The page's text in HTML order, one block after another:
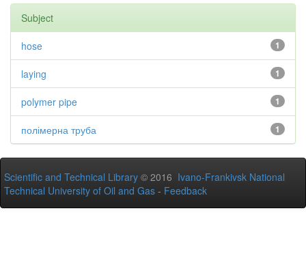
Subject
1
hose
1
laying
1
polymer pipe
1
полімерна труба
Scientific and Technical Library © 2016 Ivano-Frankivsk National
Technical University of Oil and Gas - Feedback